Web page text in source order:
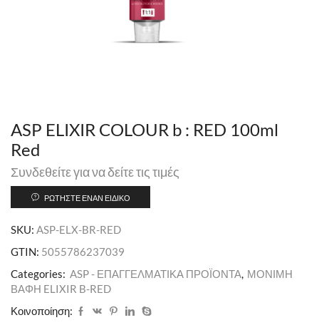
ASP ELIXIR COLOUR b : RED 100ml
Red
Συνδεθείτε για να δείτε τις τιμές
ΡΩΤΉΣΤΕ ΈΝΑΝ ΕΙΔΙΚΌ
SKU: ASP-ELX-BR-RED
GTIN: 5055786237039
Categories: ASP - ΕΠΑΓΓΕΛΜΑΤΙΚΑ ΠΡΟΪΟΝΤΑ, ΜΟΝΙΜΗ
ΒΑΦΗ ELIXIR B-RED
Κοινοποίηση: